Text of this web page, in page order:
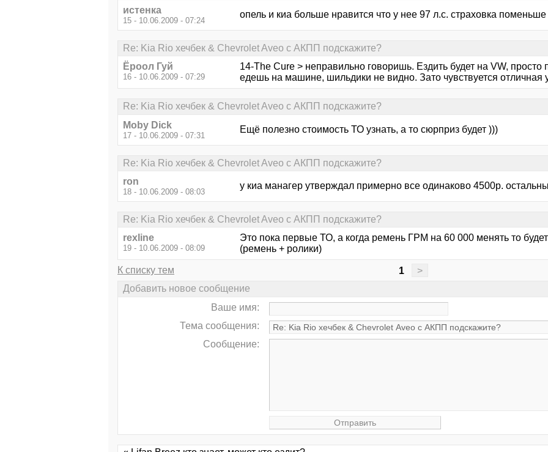
истенка
15 - 10.06.2009 - 07:24
опель и киа больше нравится что у нее 97 л.с. страховка
Re: Kia Rio хечбек & Chevrolet Aveo с АКПП подскажите?
Ёроол Гуй
16 - 10.06.2009 - 07:29
14-The Cure > неправильно говоришь. Ездить будет на VW, просто
едешь на машине, шильдики не видно. Зато чувствуется отличная
Re: Kia Rio хечбек & Chevrolet Aveo с АКПП подскажите?
Moby Dick
17 - 10.06.2009 - 07:31
Ещё полезно стоимость ТО узнать, а то сюрприз будет )))
Re: Kia Rio хечбек & Chevrolet Aveo с АКПП подскажите?
ron
18 - 10.06.2009 - 08:03
у киа манагер утверждал примерно все одинаково 4500р.
Re: Kia Rio хечбек & Chevrolet Aveo с АКПП подскажите?
rexline
19 - 10.06.2009 - 08:09
Это пока первые ТО, а когда ремень ГРМ на 60 000 менять то
(ремень + ролики)
К списку тем 1 >
Добавить новое сообщение
Ваше имя:
Тема сообщения:
Сообщение: